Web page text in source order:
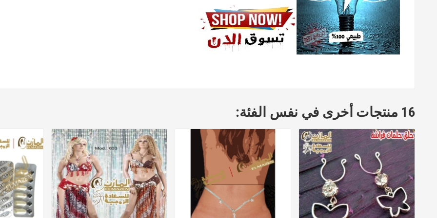
16 منتجات أخرى في نفس الفئة: